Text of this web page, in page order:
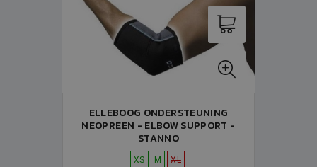
ELLEBOOG ONDERSTEUNING
NEOPREEN - ELBOW SUPPORT -
STANNO
XS M XL